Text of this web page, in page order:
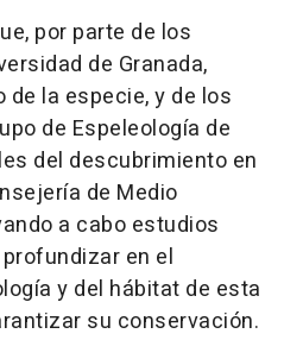
por parte de los
de Granada,
la especie, y de los
de Espeleología de
del descubrimiento en
de Medio
a cabo estudios
en el
y del hábitat de esta
su conservación.